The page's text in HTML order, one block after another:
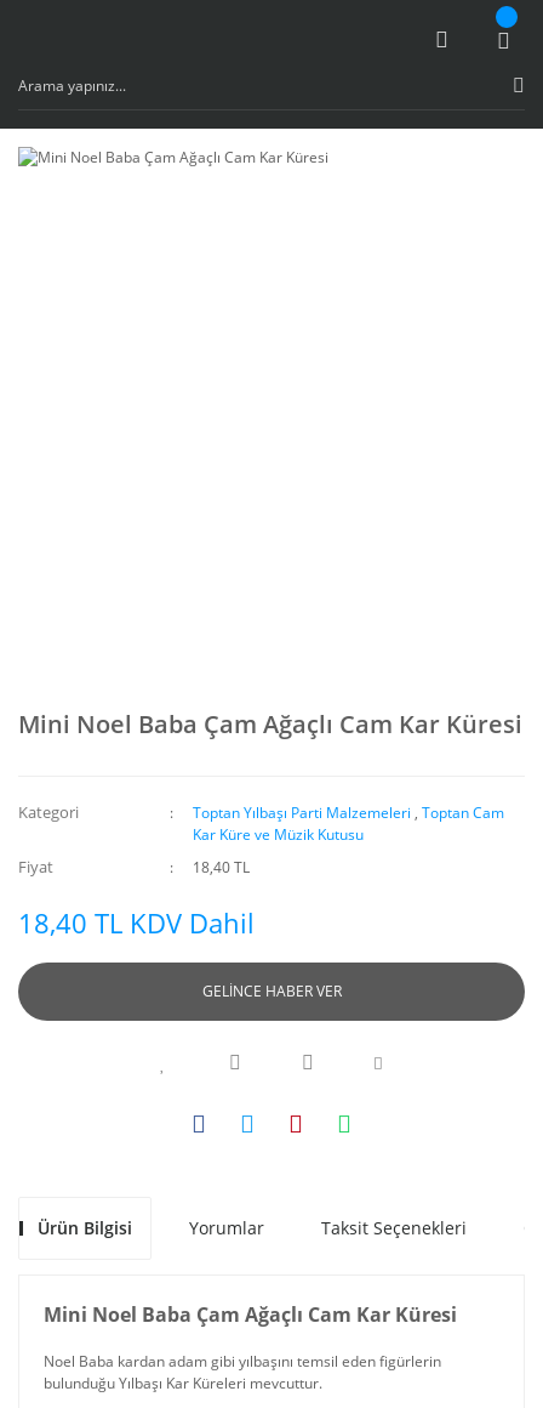
Mini Noel Baba Çam Ağaçlı Cam Kar Küresi
Kategori Toptan Yılbaşı Parti Malzemeleri ,Toptan Cam
Kar Küre ve Müzik Kutusu
Fiyat 18,40 TL
18,40 TL KDV Dahil
GELİNCE HABER VER
Ürün Bilgisi Yorumlar Taksit Seçenekleri
Mini Noel Baba Çam Ağaçlı Cam Kar Küresi
Noel Baba kardan adam gibi yılbaşını temsil eden figürlerin
bulunduğu Yılbaşı Kar Küreleri mevcuttur.